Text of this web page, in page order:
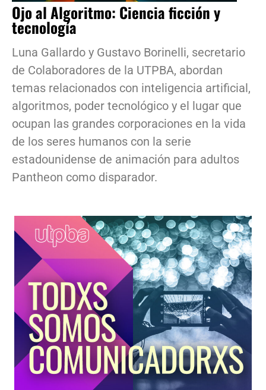
Ojo al Algoritmo: Ciencia ficción y
tecnología
Luna Gallardo y Gustavo Borinelli, secretario
de Colaboradores de la UTPBA, abordan
temas relacionados con inteligencia artificial,
algoritmos, poder tecnológico y el lugar que
ocupan las grandes corporaciones en la vida
de los seres humanos con la serie
estadounidense de animación para adultos
Pantheon como disparador.